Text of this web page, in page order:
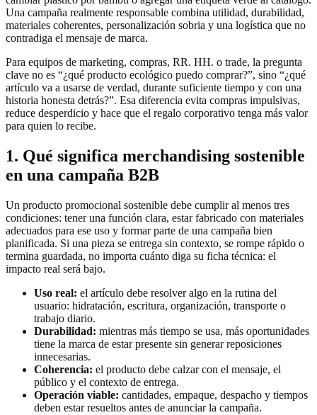
Una campaña realmente responsable combina utilidad, durabilidad,
materiales coherentes, personalización sobria y una logística que no
contradiga el mensaje de marca.
Para equipos de marketing, compras, RR. HH. o trade, la pregunta
clave no es “¿qué producto ecológico puedo comprar?”, sino “¿qué
artículo va a usarse de verdad, durante suficiente tiempo y con una
historia honesta detrás?”. Esa diferencia evita compras impulsivas,
reduce desperdicio y hace que el regalo corporativo tenga más valor
para quien lo recibe.
1. Qué significa merchandising sostenible
en una campaña B2B
Un producto promocional sostenible debe cumplir al menos tres
condiciones: tener una función clara, estar fabricado con materiales
adecuados para ese uso y formar parte de una campaña bien
planificada. Si una pieza se entrega sin contexto, se rompe rápido o
termina guardada, no importa cuánto diga su ficha técnica: el
impacto real será bajo.
Uso real: el artículo debe resolver algo en la rutina del
usuario: hidratación, escritura, organización, transporte o
trabajo diario.
Durabilidad: mientras más tiempo se usa, más oportunidades
tiene la marca de estar presente sin generar reposiciones
innecesarias.
Coherencia: el producto debe calzar con el mensaje, el
público y el contexto de entrega.
Operación viable: cantidades, empaque, despacho y tiempos
deben estar resueltos antes de anunciar la campaña.